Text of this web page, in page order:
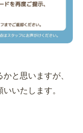
と思いますが、
いたします。